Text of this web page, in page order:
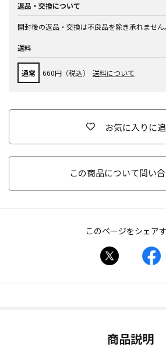
返品・交換について
開封後の返品・交換は不良品を除き承れません。
送料
通常 660円（税込） 送料について
お気に入りに
この商品について問い
このページをシェア
商品説明